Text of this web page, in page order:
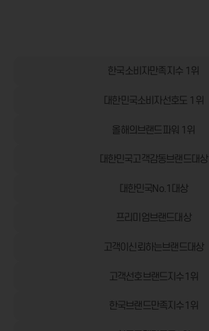
한국소비자만족지수 1위
대한민국소비자선호도 1위
올해의브랜드파워 1위
대한민국고객감동브랜드대상
대한민국No.1대상
프리미엄브랜드대상
고객이신뢰하는브랜드대상
고객선호브랜드지수1위
한국브랜드만족지수1위